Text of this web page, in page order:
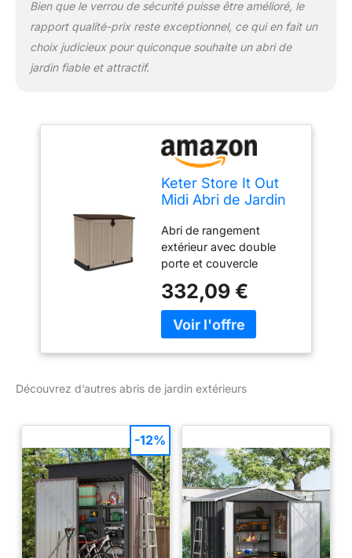
Bien que le verrou de sécurité puisse être amélioré, le
rapport qualité-prix reste exceptionnel, ce qui en fait un
choix judicieux pour quiconque souhaite un abri de
jardin fiable et attractif.
Keter Store It Out
Midi Abri de Jardin
Taupe/Beige, 800
litres
Abri de rangement
extérieur avec double
porte et couvercle
Capacité : 800 l Matériau
: polypropylène injecté
Sol inclus et possibilité
système click
332,09 €
Découvrez d’autres abris de jardin extérieurs
-12%